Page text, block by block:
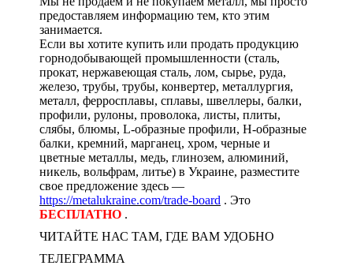
предоставляем информацию тем, кто этим
занимается.
Если вы хотите купить или продать продукцию
горнодобывающей промышленности (сталь,
прокат, нержавеющая сталь, лом, сырье, руда,
железо, трубы, трубы, конвертер, металлургия,
металл, ферросплавы, сплавы, швеллеры, балки,
профили, рулоны, проволока, листы, плиты,
слябы, блюмы, L-образные профили, H-образные
балки, кремний, марганец, хром, черные и
цветные металлы, медь, глинозем, алюминий,
никель, вольфрам, литье) в Украине, разместите
свое предложение здесь —
https://metalukraine.com/trade-board . Это
БЕСПЛАТНО .
ЧИТАЙТЕ НАС ТАМ, ГДЕ ВАМ УДОБНО
ТЕЛЕГРАММА